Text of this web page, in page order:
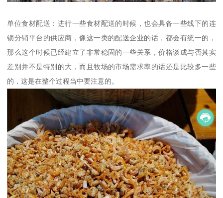
单位食材配送：进行一些食材配送的时候，也会具备一些线下的连
锁分销平台的供应商，像这一类的配送企业的话，都会有统一的，
那么这个时候已经建立了非常稳固的一些关系，价格谈成与否其实
差别并不是特别的大，而且牧场的市场需求率的话还是比较多一些
的，这是在整个过程当中要注意的。